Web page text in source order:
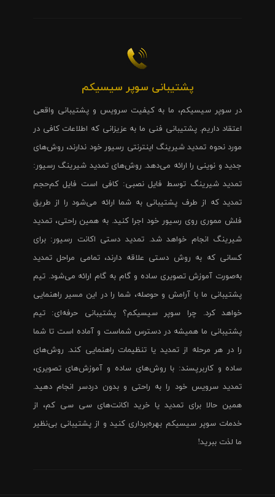
پشتیبانی سوپر سیسیکم
در سوپر سیسیکم، ما به کیفیت سرویس و پشتیبانی واقعی
اعتقاد داریم. پشتیبانی فنی ما به عزیزانی که اطلاعات کافی در
مورد نحوه تمدید شیرینگ اینترنتی رسیور خود ندارند، روش‌های
جدید و نوینی را ارائه می‌دهد. روش‌های تمدید شیرینگ رسیور:
تمدید شیرینگ توسط فایل نصبی: کافی است فایل کم‌حجم
تمدید که از طرف پشتیبانی به شما ارائه می‌شود را از طریق
فلش مموری روی رسیور خود اجرا کنید. به همین راحتی، تمدید
شیرینگ انجام خواهد شد. تمدید دستی اکانت رسیور: برای
کسانی که به روش دستی علاقه دارند، تمامی مراحل تمدید
به‌صورت آموزش تصویری ساده و گام به گام ارائه می‌شود. تیم
پشتیبانی ما با آرامش و حوصله، شما را در این مسیر راهنمایی
خواهد کرد. چرا سوپر سیسیکم؟ پشتیبانی حرفه‌ای: تیم
پشتیبانی ما همیشه در دسترس شماست و آماده است تا شما
را در هر مرحله از تمدید یا تنظیمات راهنمایی کند. روش‌های
ساده و کاربرپسند: با روش‌های ساده و آموزش‌های تصویری،
تمدید سرویس خود را به راحتی و بدون دردسر انجام دهید.
همین حالا برای تمدید یا خرید اکانت‌های سی سی کم، از
خدمات سوپر سیسیکم بهره‌برداری کنید و از پشتیبانی بی‌نظیر
ما لذت ببرید!